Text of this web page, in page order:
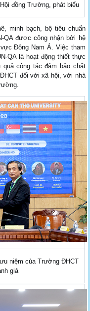
đồng Trường, phát biểu
minh bạch, bộ tiêu chuẩn
QA được công nhận bởi hệ
Đông Nam Á. Việc tham
QA là hoạt động thiết thực
công tác đảm bảo chất
đối với xã hội, với nhà
niệm của Trường ĐHCT
giá